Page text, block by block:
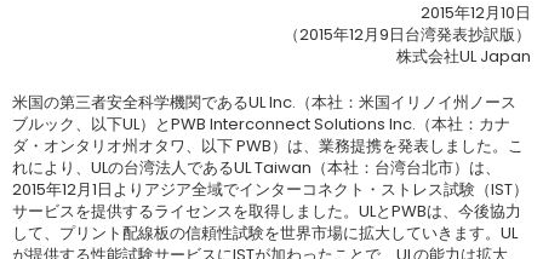
2015年12月10日
（2015年12月9日台湾発表抄訳版）
株式会社UL Japan
米国の第三者安全科学機関であるUL Inc.（本社：米国イリノイ州ノース
ブルック、以下UL）とPWB Interconnect Solutions Inc.（本社：カナ
ダ・オンタリオ州オタワ、以下 PWB）は、業務提携を発表しました。こ
れにより、ULの台湾法人であるUL Taiwan（本社：台湾台北市）は、
2015年12月1日よりアジア全域でインターコネクト・ストレス試験（IST）
サービスを提供するライセンスを取得しました。ULとPWBは、今後協力
して、プリント配線板の信頼性試験を世界市場に拡大していきます。UL